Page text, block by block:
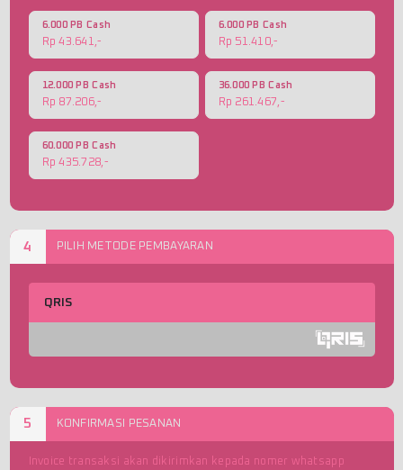
6.000 PB Cash
Rp 43.641,-
6.000 PB Cash
Rp 51.410,-
12.000 PB Cash
Rp 87.206,-
36.000 PB Cash
Rp 261.467,-
60.000 PB Cash
Rp 435.728,-
4 PILIH METODE PEMBAYARAN
QRIS
5 KONFIRMASI PESANAN
Invoice transaksi akan dikirimkan kepada nomer whatsapp